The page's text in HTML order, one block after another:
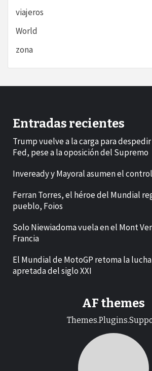
viajeros
World
zona
Entradas recientes
Trump vuelve a la carga para despedir
Fed, pese a la oposición del Supremo
Inveready y Mayoral asumen el
Ferran Torres, el héroe del Mundial
pueblo, Foios
Solo Niewiadoma vuela en el Mont
Francia
El Mundial de MotoGP retoma la
apretada del siglo XXI
AF themes